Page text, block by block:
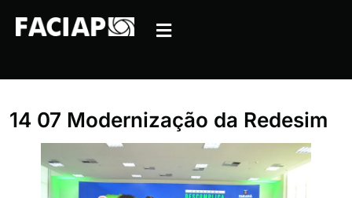
14 07 Modernização da Redesim